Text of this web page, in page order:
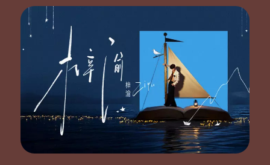
如面前是你背影 找一杯冷水
将我麻痹冷却 再痛也不可心碎
要开个玩笑 借故扫去了空虚
要暂时开心 对不对
这刻有人陪玩乐仍寂寞
也许你亦遇到这种感觉
喧哗作乐闹天光 却怕被困黑房
这刻有人陪玩乐仍寂寞
到底开心该去哪里搜索
方知那日在一起 对爱过于挥霍
狂欢到有点失控 我别要流泪
如面前是你背影 找一杯冷水
将我麻痹冷却 再痛也不可心碎